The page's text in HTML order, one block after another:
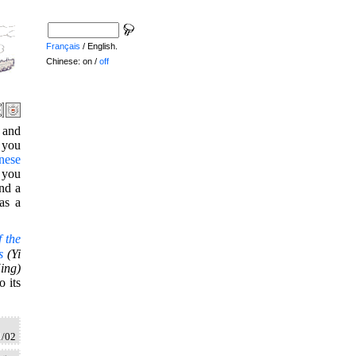
a
a
the
(Yi
its
02
Français / English.
Chinese: on / off